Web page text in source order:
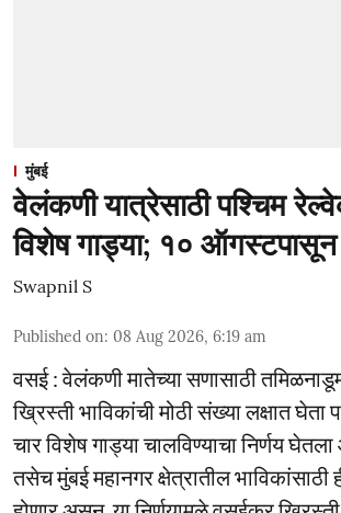
मुंबई
वेलंकणी यात्रेसाठी पश्चिम
विशेष गाड्या; १०
Swapnil S
Published on: 08 Aug 2026, 6:19 am
वसई : वेलंकणी मातेच्या सणासाठी
ख्रिस्ती भाविकांची मोठी संख्या लक्षात घेता
चार विशेष गाड्या चालविण्याचा निर्णय
तसेच मुंबई महानगर क्षेत्रातील भाविकांसाठी